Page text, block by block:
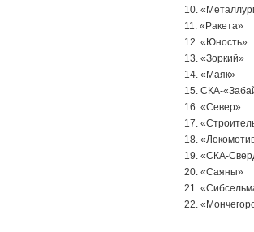
10.
11. «Ракета»
12. «Юность»
13. «Зоркий»
14. «Маяк»
15. СКА-
16. «Север»
17.
18.
19. «СКА-
20. «Саяны»
21.
22.